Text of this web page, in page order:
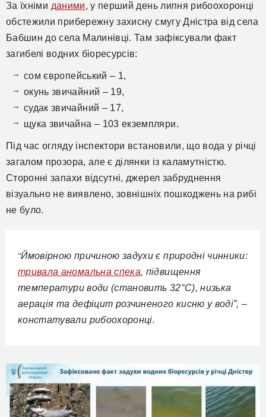
За їхніми даними, у перший день липня рибоохоронці
обстежили прибережну захисну смугу Дністра від села
Бабшин до села Малинівці. Там зафіксували факт
загибелі водних біоресурсів:
сом європейський – 1,
окунь звичайний – 19,
судак звичайний – 17,
щука звичайна – 103 екземпляри.
Під час огляду інспектори встановили, що вода у річці
загалом прозора, але є ділянки із каламутністю.
Сторонні запахи відсутні, джерел забруднення
візуально не виявлено, зовнішніх пошкоджень на рибі
не було.
“Ймовірною причиною задухи є природні чинники:
тривала аномальна спека, підвищення
температури води (становить 32°С), низька
аерація та дефіцит розчиненого кисню у воді”, –
констатували рибоохоронці.